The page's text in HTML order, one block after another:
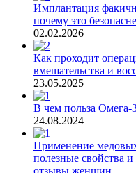
Имплантация
почему это
02.02.2026
Как проходит
вмешательства и
23.05.2025
В чем польза Омега-
24.08.2024
Применение
полезные свойства